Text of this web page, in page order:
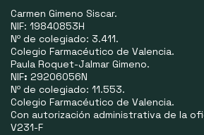
Carmen Gimeno Siscar.
NIF: 19840853H
Nº de colegiado: 3.411.
Colegio Farmacéutico de Valencia.
Paula Roquet-Jalmar Gimeno.
NIF: 29206056N
Nº de colegiado: 11.553.
Colegio Farmacéutico de Valencia.
Con autorización administrativa de la
V231-F